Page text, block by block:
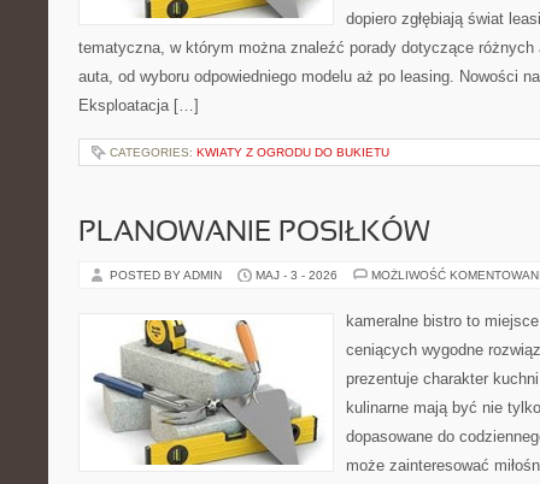
dopiero zgłębiają świat
tematyczna, w którym można znaleźć porady dotyczące
auta, od wyboru odpowiedniego modelu aż po leasing. Nowości
Eksploatacja […]
CATEGORIES: KWIATY Z OGRODU DO BUKIETU
PLANOWANIE POSIŁKÓW
POSTED BY ADMIN MAJ - 3 - 2026 MOŻLIWOŚĆ
kameralne bistro to
ceniących wygodne
prezentuje charakter
kulinarne mają być nie
dopasowane do
może zainteresować